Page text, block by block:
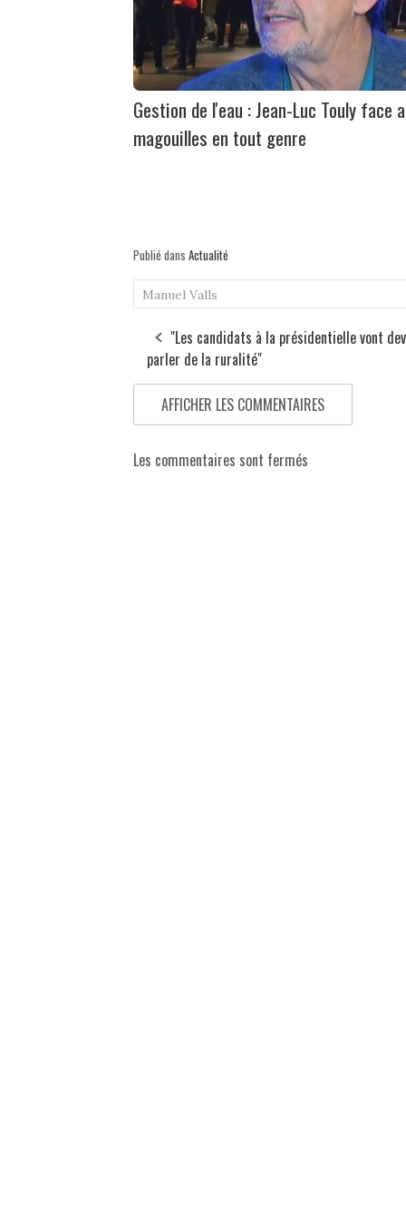
Gestion de l'eau : Jean-Luc Touly face
magouilles en tout genre
Publié dans Actualité
Manuel Valls
"Les candidats à la présidentielle vont
parler de la ruralité"
AFFICHER LES COMMENTAIRES
Les commentaires sont fermés